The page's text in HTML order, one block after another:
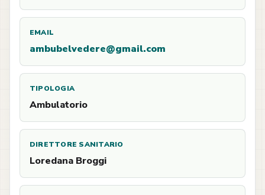
EMAIL
ambubelvedere@gmail.com
TIPOLOGIA
Ambulatorio
DIRETTORE SANITARIO
Loredana Broggi